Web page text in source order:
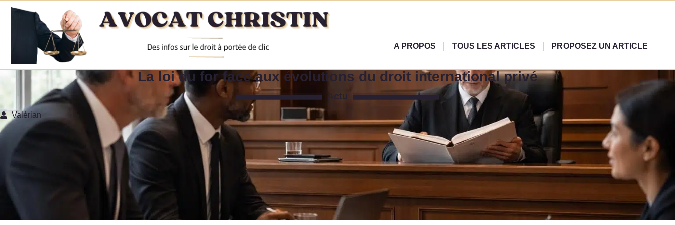
A PROPOS TOUS LES ARTICLES PROPOSEZ UN ARTICLE
La loi du for face aux évolutions du droit international privé
Actu
Valérian